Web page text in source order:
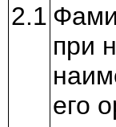
2.1
при
его